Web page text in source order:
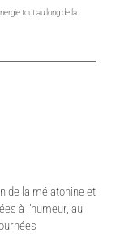
tout au long de la
de la mélatonine et
à l’humeur, au